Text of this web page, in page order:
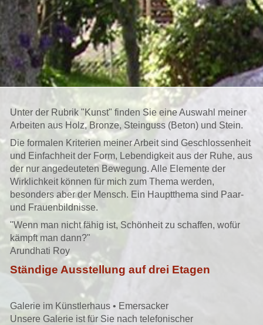
Unter der Rubrik "Kunst" finden Sie eine Auswahl meiner
Arbeiten aus Holz, Bronze, Steinguss (Beton) und Stein.
Die formalen Kriterien meiner Arbeit sind Geschlossenheit
und Einfachheit der Form, Lebendigkeit aus der Ruhe, aus
der nur angedeuteten Bewegung. Alle Elemente der
Wirklichkeit können für mich zum Thema werden,
besonders aber der Mensch. Ein Hauptthema sind Paar-
und Frauenbildnisse.
"Wenn man nicht fähig ist, Schönheit zu schaffen, wofür
kämpft man dann?"
Arundhati Roy
Ständige Ausstellung auf drei Etagen
Galerie im Künstlerhaus • Emersacker
Unsere Galerie ist für Sie nach telefonischer